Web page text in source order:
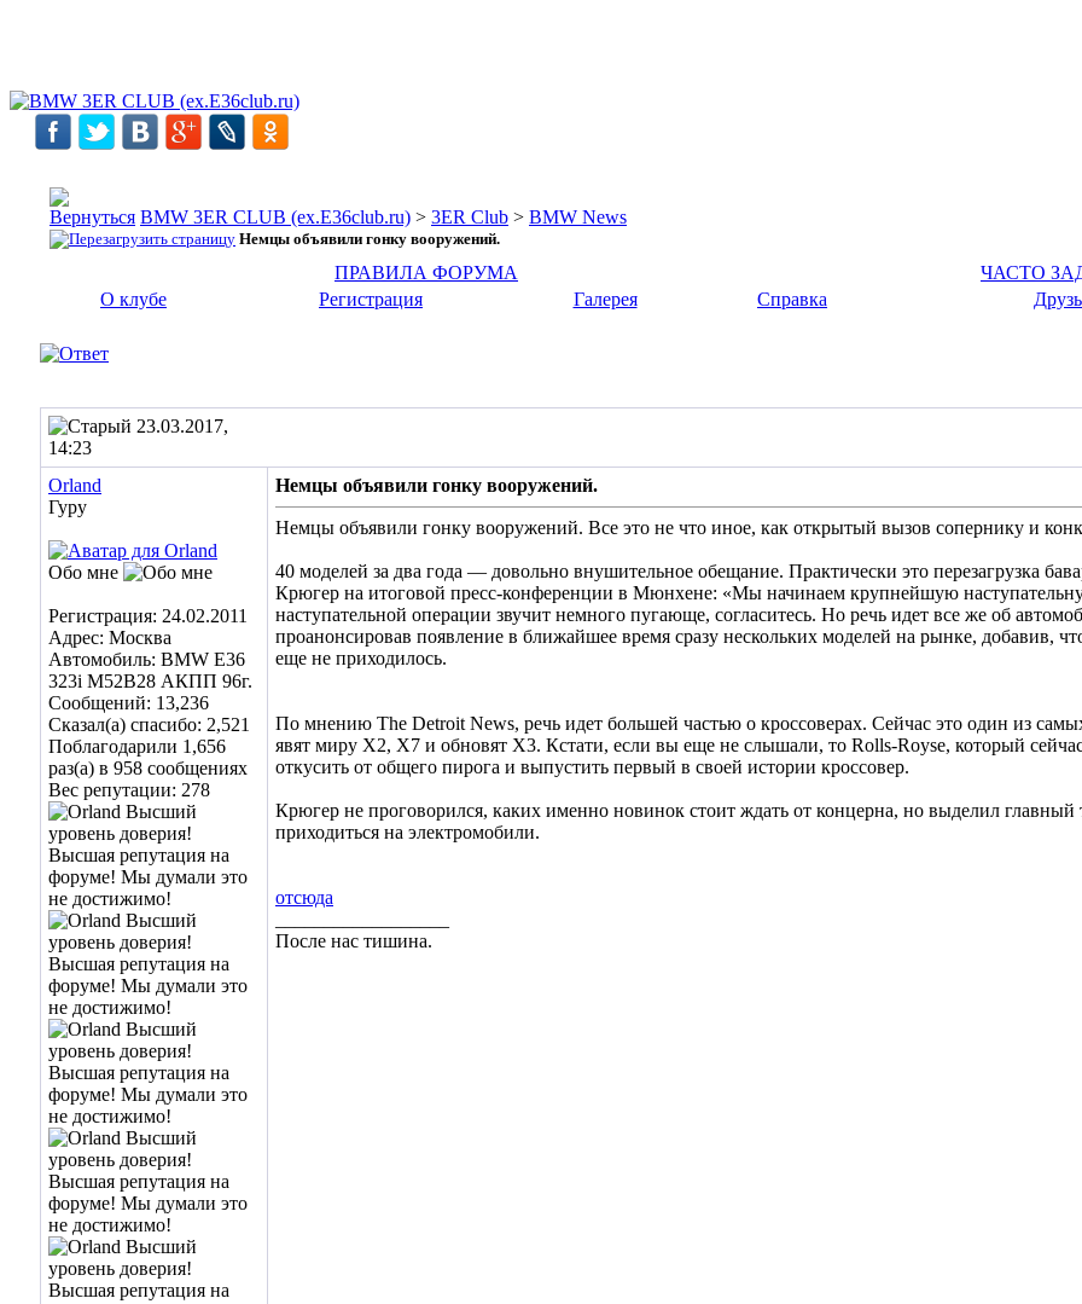
BMW 3ER CLUB (ex.E36club.ru) > 3ER Club > BMW News
Немцы объявили гонку вооружений.
ПРАВИЛА ФОРУМА
ЧАСТО
О клубе
Регистрация Галерея Справка
23.03.2017,
14:23
Orland
Гуру
Обо мне
Регистрация: 24.02.2011
Адрес: Москва
Автомобиль: BMW E36
323i M52B28 АКПП 96г.
Сообщений: 13,236
Сказал(а) спасибо: 2,521
Поблагодарили 1,656
раз(а) в 958 сообщениях
Вес репутации: 278
Немцы объявили гонку вооружений.
Немцы объявили гонку вооружений. Все это не что иное, как открытый вызов сопернику и
40 моделей за два года — довольно внушительное обещание. Практически это перезагрузка
Крюгер на итоговой пресс-конференции в Мюнхене: «Мы начинаем крупнейшую
наступательной операции звучит немного пугающе, согласитесь. Но речь идет все же об
проанонсировав появление в ближайшее время сразу нескольких моделей на рынке, добавив,
еще не приходилось.
По мнению The Detroit News, речь идет большей частью о кроссоверах. Сейчас это один из
явят миру Х2, Х7 и обновят Х3. Кстати, если вы еще не слышали, то Rolls-Royse, который
откусить от общего пирога и выпустить первый в своей истории кроссовер.
Крюгер не проговорился, каких именно новинок стоит ждать от концерна, но выделил
приходиться на электромобили.
отсюда
После нас тишина.